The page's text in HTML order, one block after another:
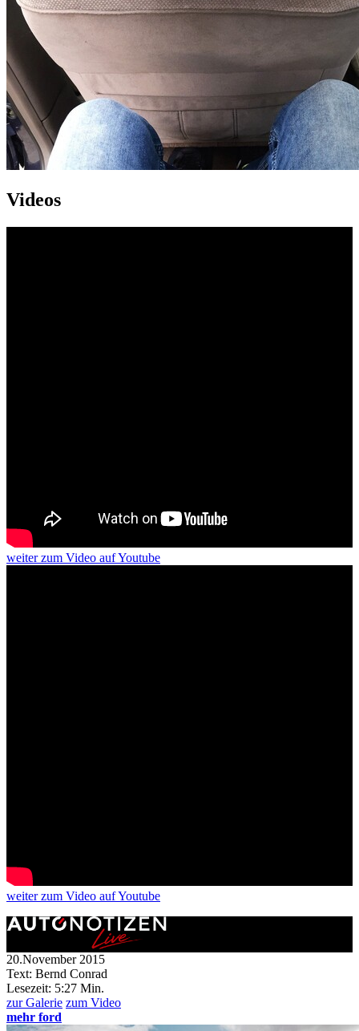
Videos
weiterzum Video auf Youtube
weiterzum Video auf Youtube
20.November 2015
Text: Bernd Conrad
Lesezeit: 5:27 Min.
zur Galerie zum Video
mehr ford